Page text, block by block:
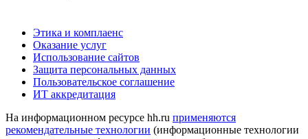
Этика и комплаенс
Оказание услуг
Использование сайтов
Защита персональных данных
Пользовательское соглашение
ИТ аккредитация
На информационном ресурсе hh.ru применяются
рекомендательные технологии (информационные технологии